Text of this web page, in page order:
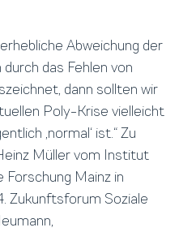
Abweichung der
das Fehlen von
dann sollten wir
Poly-Krise vielleicht
,normal‘ ist.“ Zu
Müller vom Institut
Forschung Mainz in
Zukunftsforum Soziale